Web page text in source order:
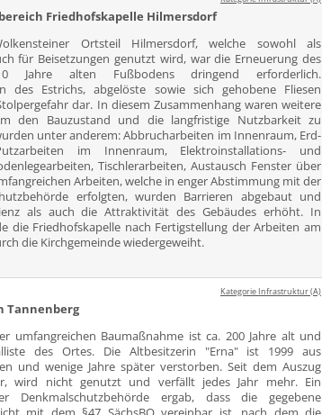
Friedhofskapelle Hilmersdorf
Ortsteil Hilmersdorf, welche sowohl als
für Beisetzungen genutzt wird, war die Erneuerung des
Jahre alten Fußbodens dringend erforderlich.
des Estrichs, abgelöste sowie sich gehobene Fliesen
dar. In diesem Zusammenhang waren weitere
den Bauzustand und die langfristige Nutzbarkeit zu
unter anderem: Abbrucharbeiten im Innenraum, Erd-
im Innenraum, Elektroinstallations- und
Tischlerarbeiten, Austausch Fenster über
Arbeiten, welche in enger Abstimmung mit der
erfolgten, wurden Barrieren abgebaut und
als auch die Attraktivität des Gebäudes erhöht. In
die Friedhofskapelle nach Fertigstellung der Arbeiten am
die Kirchgemeinde wiedergeweiht.
Kategorie Infrastruktur (A)
Tannenberg
umfangreichen Baumaßnahme ist ca. 200 Jahre alt und
des Ortes. Die Altbesitzerin "Erna" ist 1999 aus
und wenige Jahre später verstorben. Seit dem Auszug
wird nicht genutzt und verfällt jedes Jahr mehr. Ein
Denkmalschutzbehörde ergab, dass die gegebene